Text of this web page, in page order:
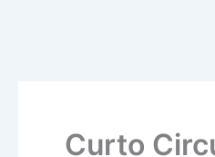
Curto